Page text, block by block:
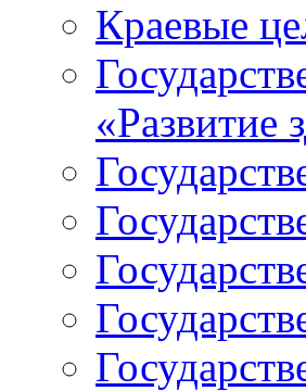
Краевые
«Развитие